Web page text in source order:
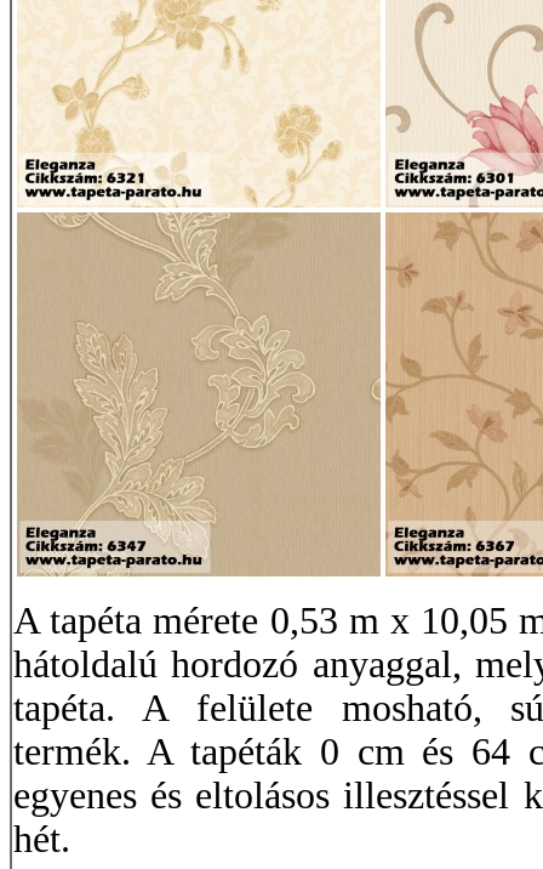
A tapéta mérete 0,53 m x 10,05
hátoldalú hordozó anyaggal,
tapéta. A felülete mosható,
termék. A tapéták 0 cm és 64
egyenes és eltolásos illesztéssel
hét.